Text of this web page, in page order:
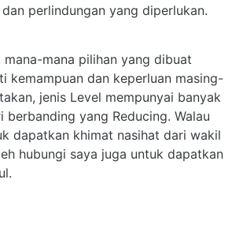
perlindungan yang diperlukan.
mana pilihan yang dibuat
kemampuan dan keperluan masing-
jenis Level mempunyai banyak
berbanding yang Reducing. Walau
dapatkan khimat nasihat dari wakil
hubungi saya juga untuk dapatkan